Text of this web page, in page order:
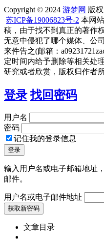
Copyright © 2024 游梦网 版
苏ICP备19006823号-2 本网
稿，由于找不到真正的著作
无意中侵犯了哪个媒体、公
来件告之(邮箱：
定时间内给予删除等相关处
研究或者欣赏，版权归作者所
登录 找回密码
用户名
密码
记住我的登录信息
输入用户名或电子邮箱地址
邮件。
用户名或电子邮件地址
文章目录